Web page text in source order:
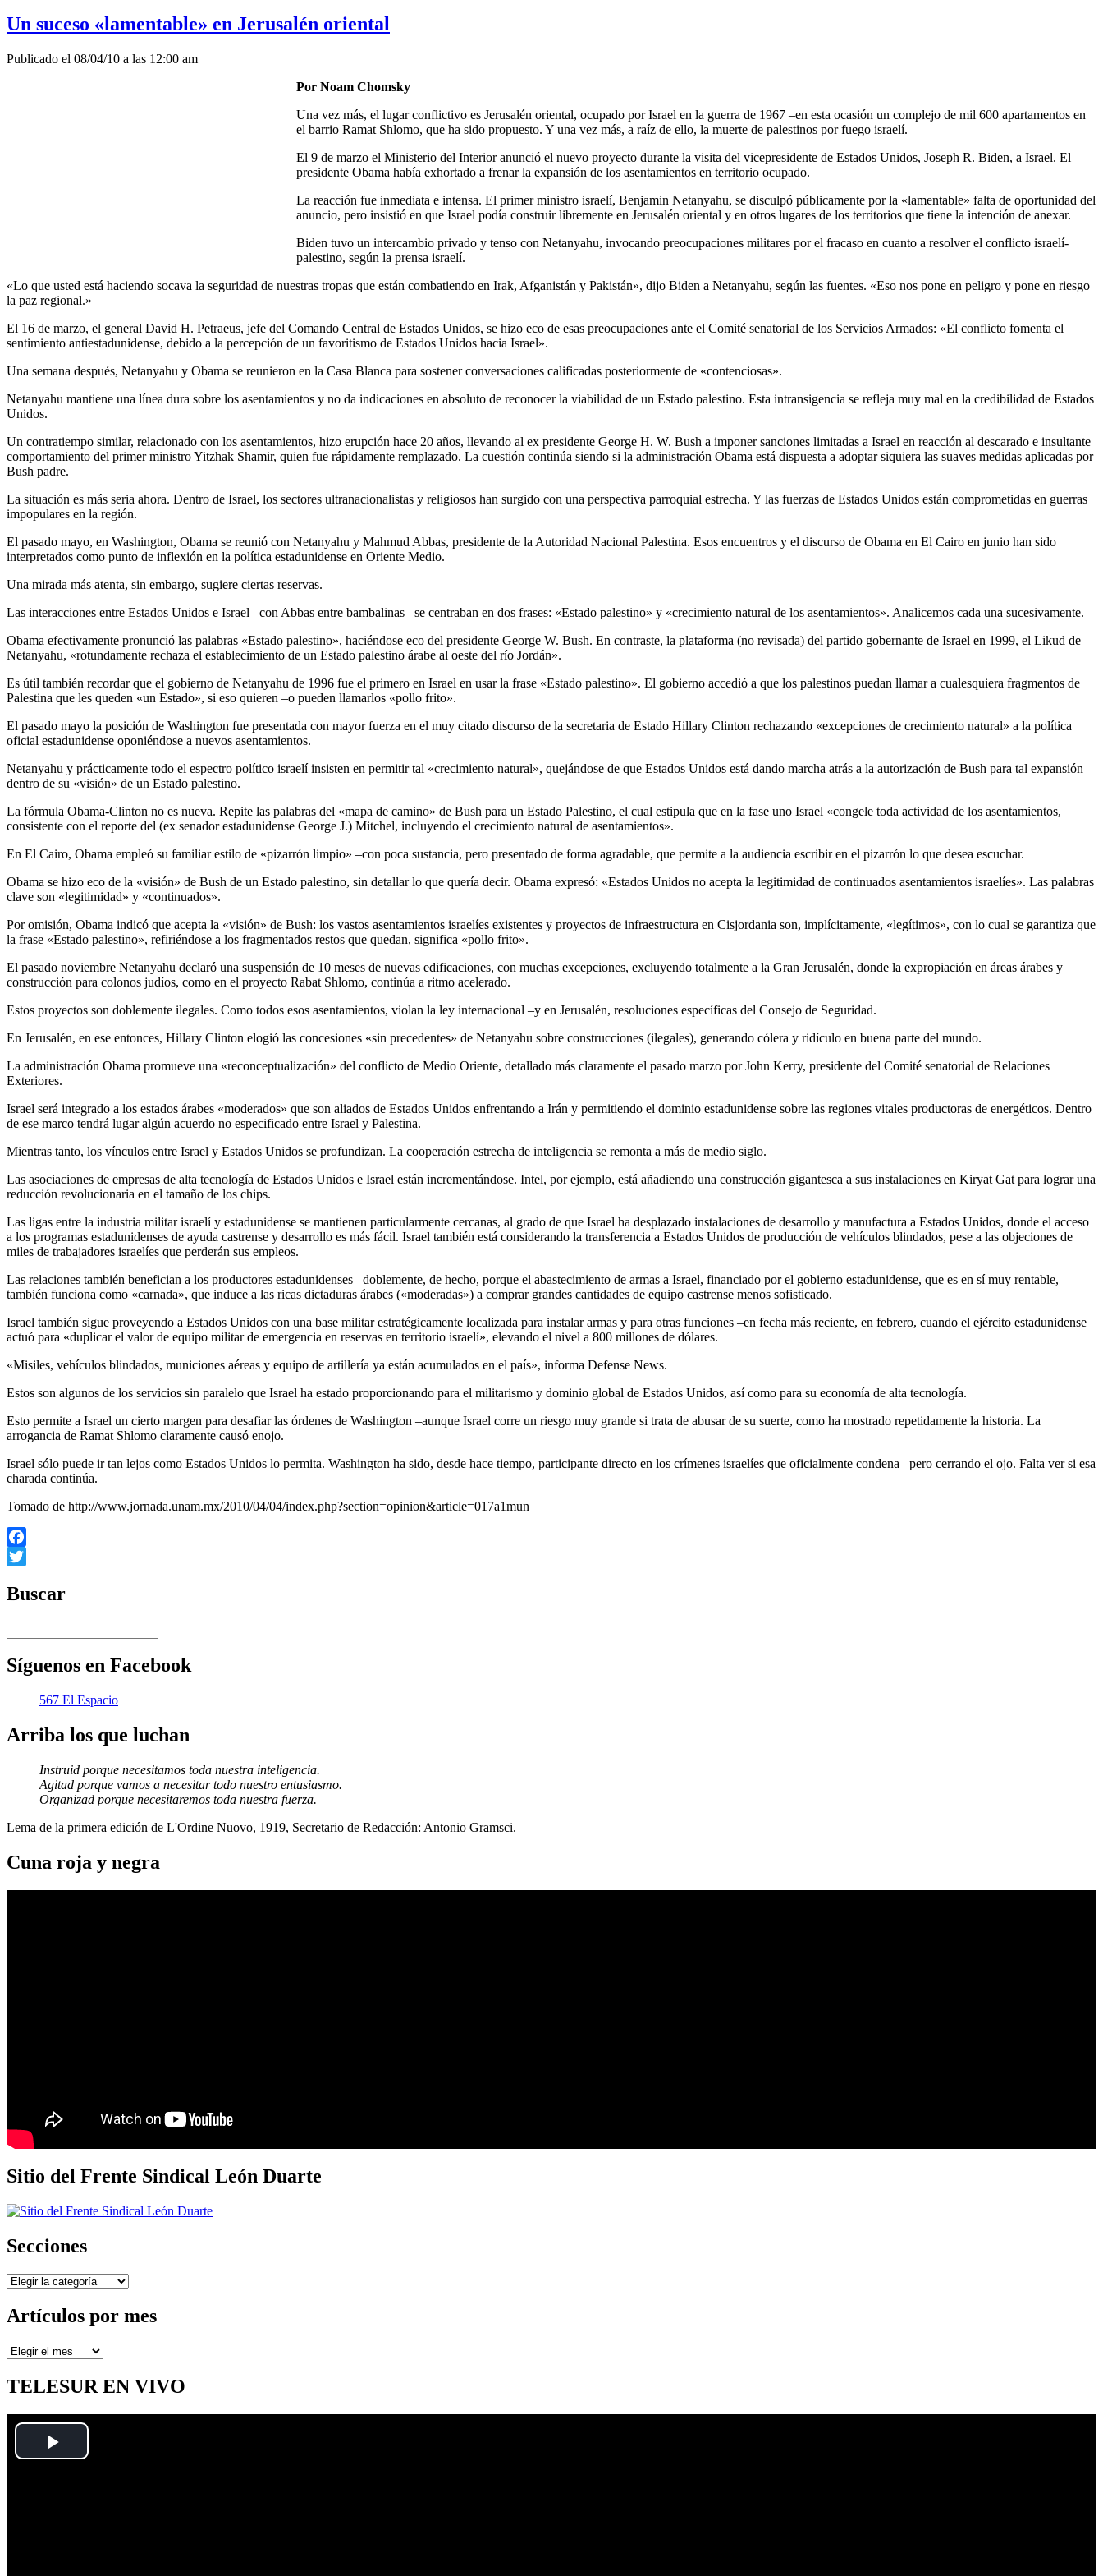
Un suceso «lamentable» en Jerusalén oriental
Publicado el 08/04/10 a las 12:00 am
Por Noam Chomsky
Una vez más, el lugar conflictivo es Jerusalén oriental, ocupado por Israel en la guerra de 1967 –en esta ocasión un complejo de mil 600 apartamentos en
el barrio Ramat Shlomo, que ha sido propuesto. Y una vez más, a raíz de ello, la muerte de palestinos por fuego israelí.
El 9 de marzo el Ministerio del Interior anunció el nuevo proyecto durante la visita del vicepresidente de Estados Unidos, Joseph R. Biden, a Israel. El
presidente Obama había exhortado a frenar la expansión de los asentamientos en territorio ocupado.
La reacción fue inmediata e intensa. El primer ministro israelí, Benjamin Netanyahu, se disculpó públicamente por la «lamentable» falta de oportunidad del
anuncio, pero insistió en que Israel podía construir libremente en Jerusalén oriental y en otros lugares de los territorios que tiene la intención de anexar.
Biden tuvo un intercambio privado y tenso con Netanyahu, invocando preocupaciones militares por el fracaso en cuanto a resolver el conflicto israelí-
palestino, según la prensa israelí.
«Lo que usted está haciendo socava la seguridad de nuestras tropas que están combatiendo en Irak, Afganistán y Pakistán», dijo Biden a Netanyahu, según las fuentes. «Eso nos pone en peligro y pone en riesgo
la paz regional.»
El 16 de marzo, el general David H. Petraeus, jefe del Comando Central de Estados Unidos, se hizo eco de esas preocupaciones ante el Comité senatorial de los Servicios Armados: «El conflicto fomenta el
sentimiento antiestadunidense, debido a la percepción de un favoritismo de Estados Unidos hacia Israel».
Una semana después, Netanyahu y Obama se reunieron en la Casa Blanca para sostener conversaciones calificadas posteriormente de «contenciosas».
Netanyahu mantiene una línea dura sobre los asentamientos y no da indicaciones en absoluto de reconocer la viabilidad de un Estado palestino. Esta intransigencia se refleja muy mal en la credibilidad de Estados
Unidos.
Un contratiempo similar, relacionado con los asentamientos, hizo erupción hace 20 años, llevando al ex presidente George H. W. Bush a imponer sanciones limitadas a Israel en reacción al descarado e insultante
comportamiento del primer ministro Yitzhak Shamir, quien fue rápidamente remplazado. La cuestión continúa siendo si la administración Obama está dispuesta a adoptar siquiera las suaves medidas aplicadas por
Bush padre.
La situación es más seria ahora. Dentro de Israel, los sectores ultranacionalistas y religiosos han surgido con una perspectiva parroquial estrecha. Y las fuerzas de Estados Unidos están comprometidas en guerras
impopulares en la región.
El pasado mayo, en Washington, Obama se reunió con Netanyahu y Mahmud Abbas, presidente de la Autoridad Nacional Palestina. Esos encuentros y el discurso de Obama en El Cairo en junio han sido
interpretados como punto de inflexión en la política estadunidense en Oriente Medio.
Una mirada más atenta, sin embargo, sugiere ciertas reservas.
Las interacciones entre Estados Unidos e Israel –con Abbas entre bambalinas– se centraban en dos frases: «Estado palestino» y «crecimiento natural de los asentamientos». Analicemos cada una sucesivamente.
Obama efectivamente pronunció las palabras «Estado palestino», haciéndose eco del presidente George W. Bush. En contraste, la plataforma (no revisada) del partido gobernante de Israel en 1999, el Likud de
Netanyahu, «rotundamente rechaza el establecimiento de un Estado palestino árabe al oeste del río Jordán».
Es útil también recordar que el gobierno de Netanyahu de 1996 fue el primero en Israel en usar la frase «Estado palestino». El gobierno accedió a que los palestinos puedan llamar a cualesquiera fragmentos de
Palestina que les queden «un Estado», si eso quieren –o pueden llamarlos «pollo frito».
El pasado mayo la posición de Washington fue presentada con mayor fuerza en el muy citado discurso de la secretaria de Estado Hillary Clinton rechazando «excepciones de crecimiento natural» a la política
oficial estadunidense oponiéndose a nuevos asentamientos.
Netanyahu y prácticamente todo el espectro político israelí insisten en permitir tal «crecimiento natural», quejándose de que Estados Unidos está dando marcha atrás a la autorización de Bush para tal expansión
dentro de su «visión» de un Estado palestino.
La fórmula Obama-Clinton no es nueva. Repite las palabras del «mapa de camino» de Bush para un Estado Palestino, el cual estipula que en la fase uno Israel «congele toda actividad de los asentamientos,
consistente con el reporte del (ex senador estadunidense George J.) Mitchel, incluyendo el crecimiento natural de asentamientos».
En El Cairo, Obama empleó su familiar estilo de «pizarrón limpio» –con poca sustancia, pero presentado de forma agradable, que permite a la audiencia escribir en el pizarrón lo que desea escuchar.
Obama se hizo eco de la «visión» de Bush de un Estado palestino, sin detallar lo que quería decir. Obama expresó: «Estados Unidos no acepta la legitimidad de continuados asentamientos israelíes». Las palabras
clave son «legitimidad» y «continuados».
Por omisión, Obama indicó que acepta la «visión» de Bush: los vastos asentamientos israelíes existentes y proyectos de infraestructura en Cisjordania son, implícitamente, «legítimos», con lo cual se garantiza que
la frase «Estado palestino», refiriéndose a los fragmentados restos que quedan, significa «pollo frito».
El pasado noviembre Netanyahu declaró una suspensión de 10 meses de nuevas edificaciones, con muchas excepciones, excluyendo totalmente a la Gran Jerusalén, donde la expropiación en áreas árabes y
construcción para colonos judíos, como en el proyecto Rabat Shlomo, continúa a ritmo acelerado.
Estos proyectos son doblemente ilegales. Como todos esos asentamientos, violan la ley internacional –y en Jerusalén, resoluciones específicas del Consejo de Seguridad.
En Jerusalén, en ese entonces, Hillary Clinton elogió las concesiones «sin precedentes» de Netanyahu sobre construcciones (ilegales), generando cólera y ridículo en buena parte del mundo.
La administración Obama promueve una «reconceptualización» del conflicto de Medio Oriente, detallado más claramente el pasado marzo por John Kerry, presidente del Comité senatorial de Relaciones
Exteriores.
Israel será integrado a los estados árabes «moderados» que son aliados de Estados Unidos enfrentando a Irán y permitiendo el dominio estadunidense sobre las regiones vitales productoras de energéticos. Dentro
de ese marco tendrá lugar algún acuerdo no especificado entre Israel y Palestina.
Mientras tanto, los vínculos entre Israel y Estados Unidos se profundizan. La cooperación estrecha de inteligencia se remonta a más de medio siglo.
Las asociaciones de empresas de alta tecnología de Estados Unidos e Israel están incrementándose. Intel, por ejemplo, está añadiendo una construcción gigantesca a sus instalaciones en Kiryat Gat para lograr una
reducción revolucionaria en el tamaño de los chips.
Las ligas entre la industria militar israelí y estadunidense se mantienen particularmente cercanas, al grado de que Israel ha desplazado instalaciones de desarrollo y manufactura a Estados Unidos, donde el acceso
a los programas estadunidenses de ayuda castrense y desarrollo es más fácil. Israel también está considerando la transferencia a Estados Unidos de producción de vehículos blindados, pese a las objeciones de
miles de trabajadores israelíes que perderán sus empleos.
Las relaciones también benefician a los productores estadunidenses –doblemente, de hecho, porque el abastecimiento de armas a Israel, financiado por el gobierno estadunidense, que es en sí muy rentable,
también funciona como «carnada», que induce a las ricas dictaduras árabes («moderadas») a comprar grandes cantidades de equipo castrense menos sofisticado.
Israel también sigue proveyendo a Estados Unidos con una base militar estratégicamente localizada para instalar armas y para otras funciones –en fecha más reciente, en febrero, cuando el ejército estadunidense
actuó para «duplicar el valor de equipo militar de emergencia en reservas en territorio israelí», elevando el nivel a 800 millones de dólares.
«Misiles, vehículos blindados, municiones aéreas y equipo de artillería ya están acumulados en el país», informa Defense News.
Estos son algunos de los servicios sin paralelo que Israel ha estado proporcionando para el militarismo y dominio global de Estados Unidos, así como para su economía de alta tecnología.
Esto permite a Israel un cierto margen para desafiar las órdenes de Washington –aunque Israel corre un riesgo muy grande si trata de abusar de su suerte, como ha mostrado repetidamente la historia. La
arrogancia de Ramat Shlomo claramente causó enojo.
Israel sólo puede ir tan lejos como Estados Unidos lo permita. Washington ha sido, desde hace tiempo, participante directo en los crímenes israelíes que oficialmente condena –pero cerrando el ojo. Falta ver si esa
charada continúa.
Tomado de http://www.jornada.unam.mx/2010/04/04/index.php?section=opinion&article=017a1mun
Facebook
Buscar
Síguenos en Facebook
567 El Espacio
Arriba los que luchan
Instruid porque necesitamos toda nuestra inteligencia.
Agitad porque vamos a necesitar todo nuestro entusiasmo.
Organizad porque necesitaremos toda nuestra fuerza.
Lema de la primera edición de L'Ordine Nuovo, 1919, Secretario de Redacción: Antonio Gramsci.
Cuna roja y negra
Sitio del Frente Sindical León Duarte
Secciones
Secciones
Artículos por mes
Artículos
mes
TELESUR EN VIVO